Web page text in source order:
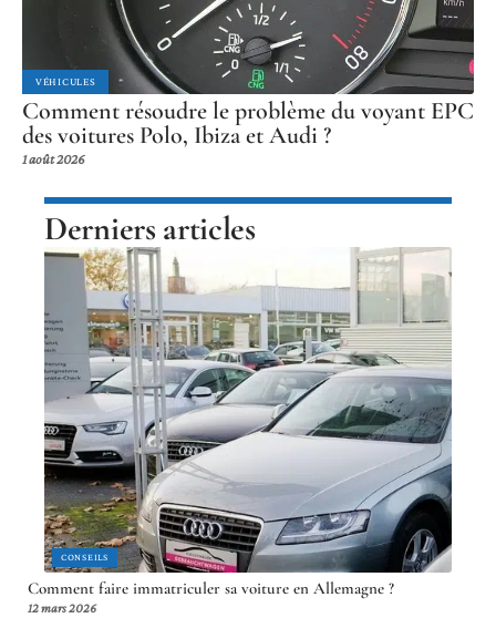
VÉHICULES
Comment résoudre le problème du voyant EPC
des voitures Polo, Ibiza et Audi ?
1 août 2026
Derniers articles
CONSEILS
Comment faire immatriculer sa voiture en Allemagne ?
12 mars 2026